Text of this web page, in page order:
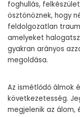
foghullás,
ösztönöznek, hogy
feldolgozatlan
amelyeket
gyakran arányos
megoldása.
Az ismétlődő álmok
következetesség.
megjelenik az álom,